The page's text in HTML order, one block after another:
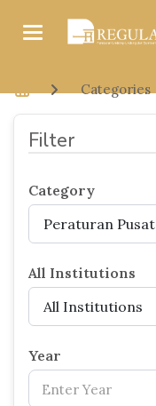
Categories
Filter
Category
Peraturan Pusat
All Institutions
All Institutions
Year